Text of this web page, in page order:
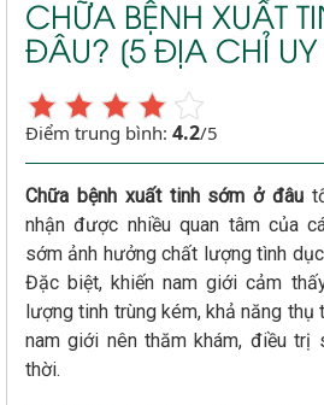
CHỮA BỆNH XUẤT
ĐÂU? [5 ĐỊA CHỈ UY
Điểm trung bình: 4.2/5
Chữa bệnh xuất tinh sớm ở đâu
nhận được nhiều quan tâm của
sớm ảnh hưởng chất lượng tình
Đặc biệt, khiến nam giới cảm
lượng tinh trùng kém, khả năng thụ
nam giới nên thăm khám, điều trị
thời.